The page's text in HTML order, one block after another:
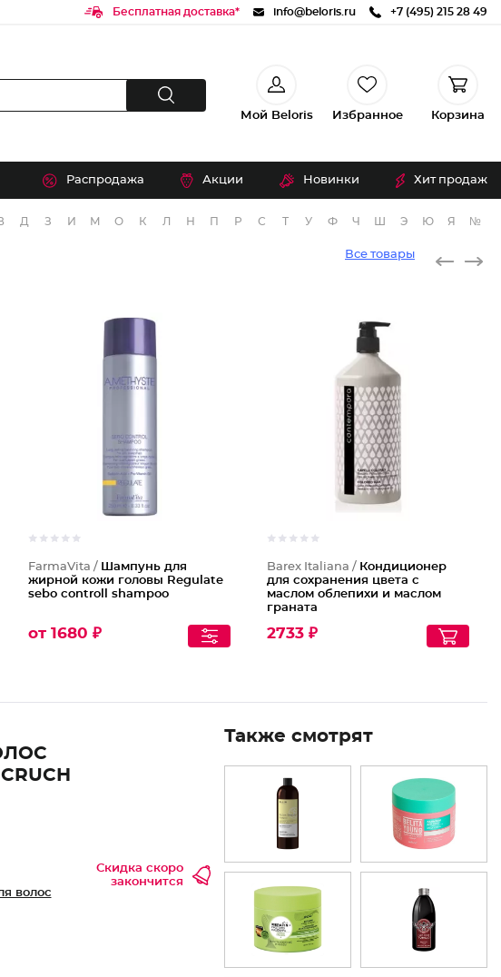
Бесплатная доставка* info@beloris.ru +7 (495) 215 28 49
Мой Beloris Избранное Корзина
Распродажа Акции Новинки Хит продаж
Д З И М О К Л Н П Р С Т У Ф Ч Э Ю Я №
Все товары
FarmaVita / Шампунь для
жирной кожи головы Regulate
sebo controll shampoo
от 1680 ₽
Barex Italiana / Кондиционер
для сохранения цвета с
маслом облепихи и маслом
граната
2733 ₽
волос
Скидка скоро
закончится
Также смотрят